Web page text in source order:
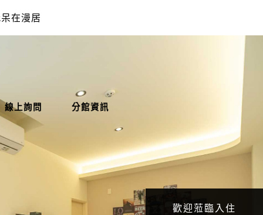
歡迎蒞臨入住
線上詢問 分館資訊
在漫居